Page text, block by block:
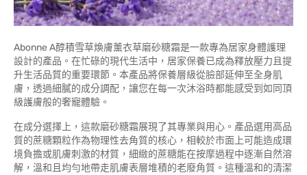
Abonne A醇積雪草煥膚薰衣草磨砂糖霜是一款專為居家身體護理
設計的產品。在忙碌的現代生活中，居家保養已成為釋放壓力且提
升生活品質的重要環節。本產品將保養層級從臉部延伸至全身肌
膚，透過細膩的成分調配，讓您在每一次沐浴時都能感受到如同頂
級護膚般的奢寵體驗。
在成分選擇上，這款磨砂糖霜展現了其專業與用心。產品選用高品
質的蔗糖顆粒作為物理性去角質的核心，相較於市面上可能造成環
境負擔或肌膚刺激的材質，細緻的蔗糖能在按摩過程中逐漸自然溶
解，溫和且均勻地帶走肌膚表層堆積的老廢角質。這種溫和的清潔